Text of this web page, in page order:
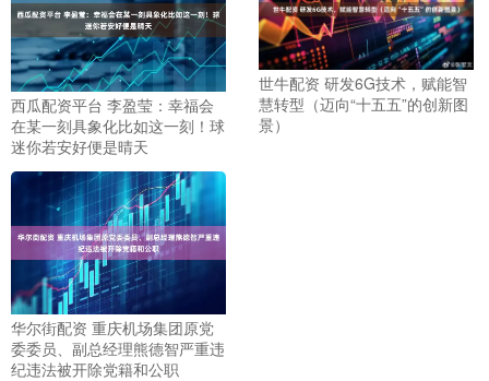
西瓜配资平台 李盈莹：幸福会
在某一刻具象化比如这一刻！球
迷你若安好便是晴天
世牛配资 研发6G技术，赋能智
慧转型（迈向“十五五”的创新图
景）
华尔街配资 重庆机场集团原党
委委员、副总经理熊德智严重违
纪违法被开除党籍和公职